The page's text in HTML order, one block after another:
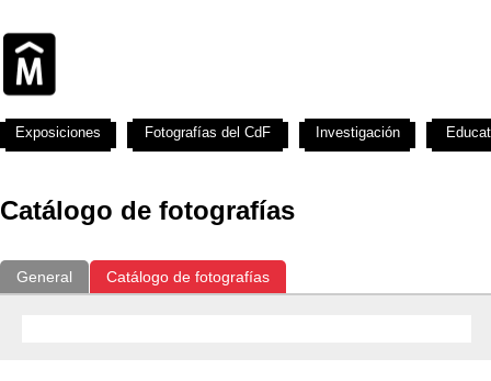
Catálogo de fotografías
General Catálogo de fotografías
Exposiciones Fotografías del CdF Investigación